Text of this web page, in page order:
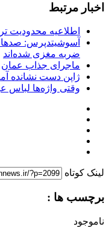
اخبار مرتبط
اطلاعیه محدودیت
آسوشیتدپرس: صدها
ضربه مغزی شده‌اند
ماجرای جذاب عمان
ژاپن دست نشانده
وقتی واژه‌ها لباس
لینک کوتاه
برچسب ها :
ناموجود